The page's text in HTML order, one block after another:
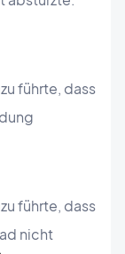
führte, dass
führte, dass
nicht